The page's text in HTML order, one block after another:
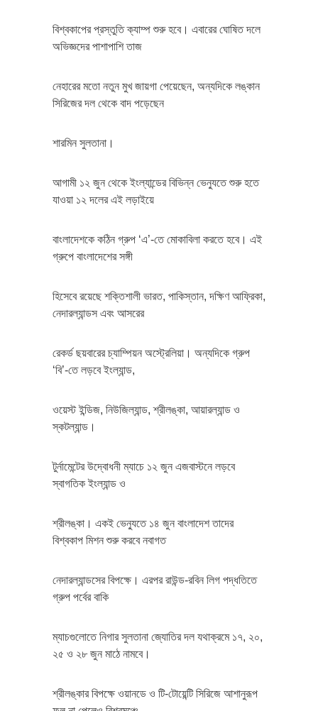
বিশ্বকাপের প্রস্তুতি ক্যাম্প শুরু হবে। এবারের ঘোষিত দলে
অভিজ্ঞদের পাশাপাশি তাজ
নেহারের মতো নতুন মুখ জায়গা পেয়েছেন, অন্যদিকে লঙ্কান
সিরিজের দল থেকে বাদ পড়েছেন
শারমিন সুলতানা।
আগামী ১২ জুন থেকে ইংল্যান্ডের বিভিন্ন ভেন্যুতে শুরু হতে
যাওয়া ১২ দলের এই লড়াইয়ে
বাংলাদেশকে কঠিন গ্রুপ ‘এ’-তে মোকাবিলা করতে হবে। এই
গ্রুপে বাংলাদেশের সঙ্গী
হিসেবে রয়েছে শক্তিশালী ভারত, পাকিস্তান, দক্ষিণ আফ্রিকা,
নেদারল্যান্ডস এবং আসরের
রেকর্ড ছয়বারের চ্যাম্পিয়ন অস্ট্রেলিয়া। অন্যদিকে গ্রুপ
‘বি’-তে লড়বে ইংল্যান্ড,
ওয়েস্ট ইন্ডিজ, নিউজিল্যান্ড, শ্রীলঙ্কা, আয়ারল্যান্ড ও
স্কটল্যান্ড।
টুর্নামেন্টের উদ্বোধনী ম্যাচে ১২ জুন এজবাস্টনে লড়বে
স্বাগতিক ইংল্যান্ড ও
শ্রীলঙ্কা। একই ভেন্যুতে ১৪ জুন বাংলাদেশ তাদের
বিশ্বকাপ মিশন শুরু করবে নবাগত
নেদারল্যান্ডসের বিপক্ষে। এরপর রাউন্ড-রবিন লিগ পদ্ধতিতে
গ্রুপ পর্বের বাকি
ম্যাচগুলোতে নিগার সুলতানা জ্যোতির দল যথাক্রমে ১৭, ২০,
২৫ ও ২৮ জুন মাঠে নামবে।
শ্রীলঙ্কার বিপক্ষে ওয়ানডে ও টি-টোয়েন্টি সিরিজে আশানুরূপ